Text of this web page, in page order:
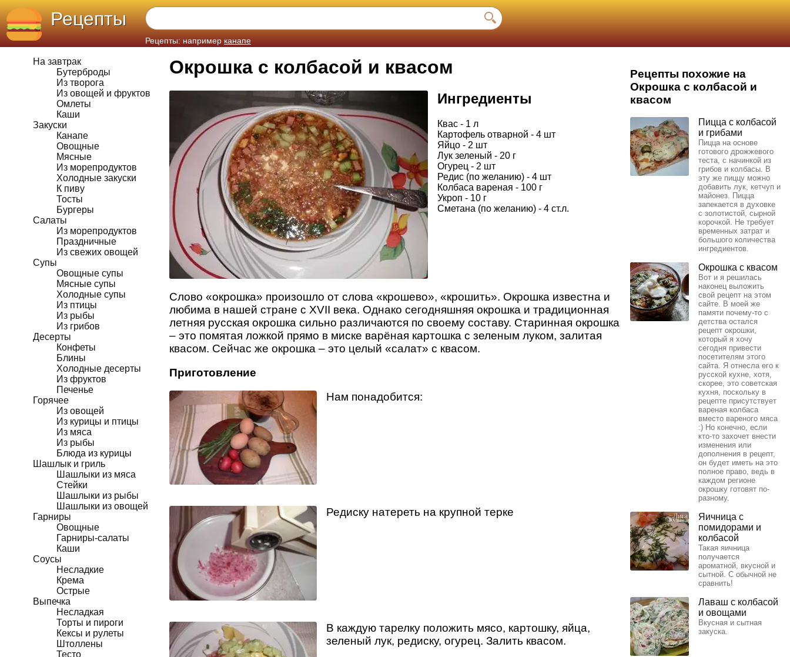
Рецепты
Рецепты: например канапе
На завтрак
Бутерброды
Из творога
Из овощей и фруктов
Омлеты
Каши
Закуски
Канапе
Овощные
Мясные
Из морепродуктов
Холодные закуски
К пиву
Тосты
Бургеры
Салаты
Из морепродуктов
Праздничные
Из свежих овощей
Супы
Овощные супы
Мясные супы
Холодные супы
Из птицы
Из рыбы
Из грибов
Десерты
Конфеты
Блины
Холодные десерты
Из фруктов
Печенье
Горячее
Из овощей
Из курицы и птицы
Из мяса
Из рыбы
Блюда из курицы
Шашлык и гриль
Шашлыки из мяса
Стейки
Шашлыки из рыбы
Шашлыки из овощей
Гарниры
Овощные
Гарниры-салаты
Каши
Соусы
Несладкие
Крема
Острые
Выпечка
Несладкая
Торты и пироги
Кексы и рулеты
Штоллены
Тесто
Окрошка с колбасой и квасом
Ингредиенты
Квас - 1 л
Картофель отварной - 4 шт
Яйцо - 2 шт
Лук зеленый - 20 г
Огурец - 2 шт
Редис (по желанию) - 4 шт
Колбаса вареная - 100 г
Укроп - 10 г
Сметана (по желанию) - 4 ст.л.
Слово «окрошка» произошло от слова «крошево», «крошить». Окрошка известна и
любима в нашей стране с XVII века. Однако сегодняшняя окрошка и традиционная
летняя русская окрошка сильно различаются по своему составу. Старинная окрошка
– это помятая ложкой прямо в миске варёная картошка с зеленым луком, залитая
квасом. Сейчас же окрошка – это целый «салат» с квасом.
Приготовление
Нам понадобится:
Редиску натереть на крупной терке
В каждую тарелку положить мясо, картошку, яйца,
зеленый лук, редиску, огурец. Залить квасом.
Рецепты похожие на
Окрошка с колбасой и
квасом
Пицца с колбасой
и грибами
Пицца на основе
готового дрожжевого
теста, с начинкой из
грибов и колбасы. В
эту же пиццу можно
добавить лук, кетчуп и
майонез. Пицца
запекается в духовке
с золотистой, сырной
корочкой. Не требует
временных затрат и
большого количества
ингредиентов.
Окрошка с квасом
Вот и я решилась
наконец выложить
свой рецепт на этом
сайте. В моей же
памяти почему-то с
детства остался
рецепт окрошки,
который я хочу
сегодня привести
посетителям этого
сайта. Я отнесла его к
русской кухне, хотя,
скорее, это советская
кухня, поскольку в
рецепте присутствует
вареная колбаса
вместо вареного мяса
:) Но конечно, если
кто-то захочет внести
изменения или
дополнения в рецепт,
он будет иметь на это
полное право, ведь в
каждом регионе
окрошку готовят по-
разному.
Яичница с
помидорами и
колбасой
Такая яичница
получается
ароматной, вкусной и
сытной. С обычной не
сравнить!
Лаваш с колбасой
и овощами
Вкусная и сытная
закуска.